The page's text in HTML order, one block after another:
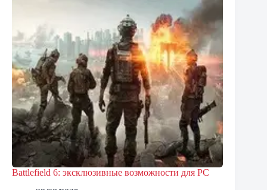
Battlefield 6: эксклюзивные возможности для PC